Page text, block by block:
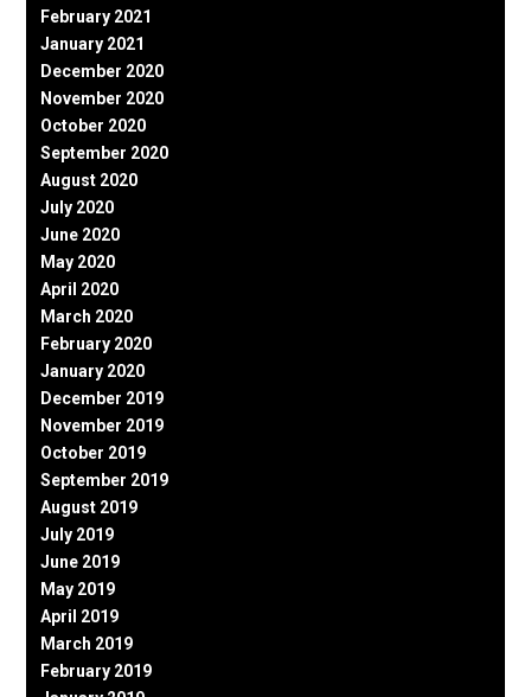
February 2021
January 2021
December 2020
November 2020
October 2020
September 2020
August 2020
July 2020
June 2020
May 2020
April 2020
March 2020
February 2020
January 2020
December 2019
November 2019
October 2019
September 2019
August 2019
July 2019
June 2019
May 2019
April 2019
March 2019
February 2019